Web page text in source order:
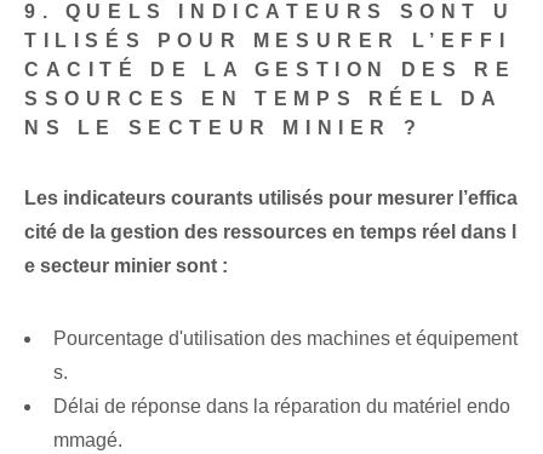
9. QUELS INDICATEURS SONT U
TILISÉS POUR MESURER L’EFFI
CACITÉ DE LA GESTION DES RE
SSOURCES EN TEMPS RÉEL DA
NS LE SECTEUR MINIER ?
Les indicateurs courants utilisés pour mesurer l’effica
cité de la gestion des ressources en temps réel dans l
e secteur minier sont :
Pourcentage d'utilisation des machines et équipement
s.
Délai de réponse dans la réparation du matériel endo
mmagé.